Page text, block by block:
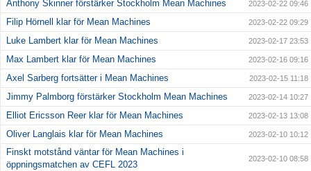
Anthony Skinner förstärker Stockholm Mean Machines 2023-02-22 09:46
Filip Hörnell klar för Mean Machines 2023-02-22 09:29
Luke Lambert klar för Mean Machines 2023-02-17 23:53
Max Lambert klar för Mean Machines 2023-02-16 09:16
Axel Sarberg fortsätter i Mean Machines 2023-02-15 11:18
Jimmy Palmborg förstärker Stockholm Mean Machines 2023-02-14 10:27
Elliot Ericsson Reer klar för Mean Machines 2023-02-13 13:08
Oliver Langlais klar för Mean Machines 2023-02-10 10:12
Finskt motstånd väntar för Mean Machines i
öppningsmatchen av CEFL 2023
2023-02-10 08:58